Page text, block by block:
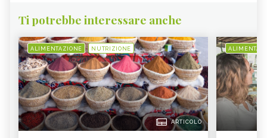
Ti potrebbe interessare anche
ALIMENTAZIONE NUTRIZIONE
ARTICOLO